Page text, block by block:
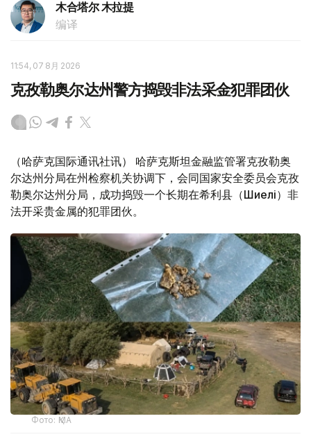
木合塔尔 木拉提
编译
11:54, 07 8月 2026
克孜勒奥尔达州警方捣毁非法采金犯罪团伙
（哈萨克国际通讯社讯） 哈萨克斯坦金融监管署克孜勒奥
尔达州分局在州检察机关协调下，会同国家安全委员会克孜
勒奥尔达州分局，成功捣毁一个长期在希利县（Шиелі）非
法开采贵金属的犯罪团伙。
Фото: ҚМА